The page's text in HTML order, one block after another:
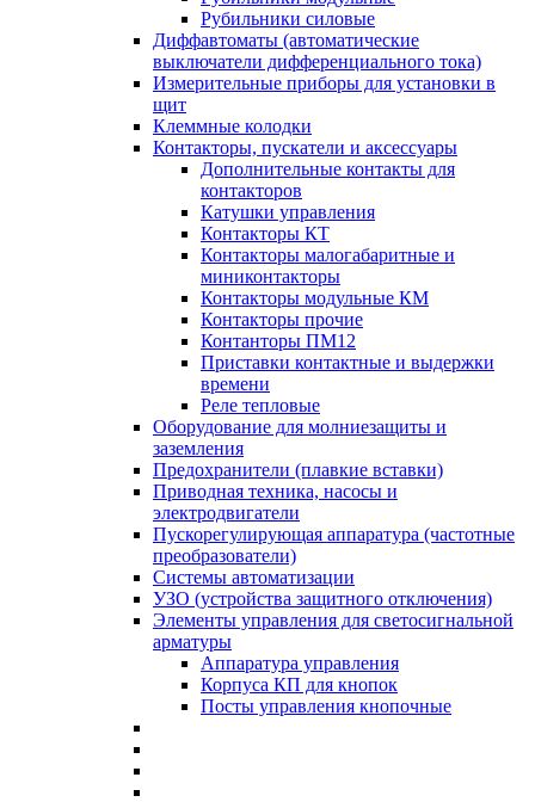
Рубильники силовые
Диффавтоматы (автоматические
выключатели дифференциального тока)
Измерительные приборы для установки в
щит
Клеммные колодки
Контакторы, пускатели и аксессуары
Дополнительные контакты для
контакторов
Катушки управления
Контакторы КТ
Контакторы малогабаритные и
миниконтакторы
Контакторы модульные КМ
Контакторы прочие
Контанторы ПМ12
Приставки контактные и выдержки
времени
Реле тепловые
Оборудование для молниезащиты и
заземления
Предохранители (плавкие вставки)
Приводная техника, насосы и
электродвигатели
Пускорегулирующая аппаратура (частотные
преобразователи)
Системы автоматизации
УЗО (устройства защитного отключения)
Элементы управления для светосигнальной
арматуры
Аппаратура управления
Корпуса КП для кнопок
Посты управления кнопочные